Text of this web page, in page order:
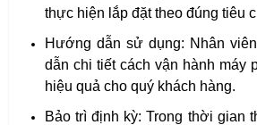
thực hiện lắp đặt theo đúng tiêu
Hướng dẫn sử dụng: Nhân
dẫn chi tiết cách vận hành máy
hiệu quả cho quý khách hàng.
Bảo trì định kỳ: Trong thời gian